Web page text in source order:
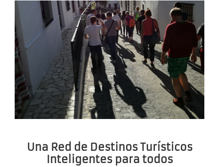
Una Red de Destinos Turísticos
Inteligentes para todos